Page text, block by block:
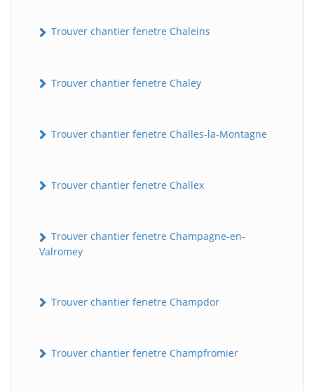
Trouver chantier fenetre Chaleins
Trouver chantier fenetre Chaley
Trouver chantier fenetre Challes-la-Montagne
Trouver chantier fenetre Challex
Trouver chantier fenetre Champagne-en-
Valromey
Trouver chantier fenetre Champdor
Trouver chantier fenetre Champfromier